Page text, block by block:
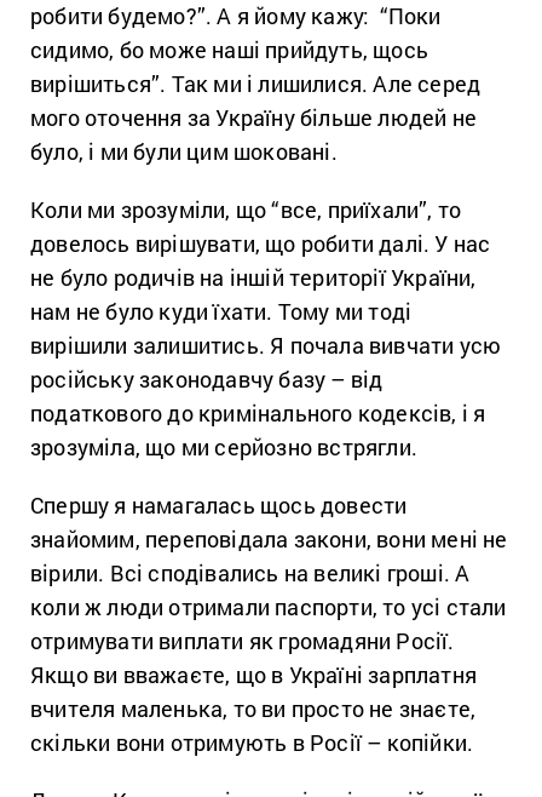
робити будемо?”. А я йому кажу: “Поки
сидимо, бо може наші прийдуть, щось
вирішиться”. Так ми і лишилися. Але серед
мого оточення за Україну більше людей не
було, і ми були цим шоковані.
Коли ми зрозуміли, що “все, приїхали”, то
довелось вирішувати, що робити далі. У нас
не було родичів на іншій території України,
нам не було куди їхати. Тому ми тоді
вирішили залишитись. Я почала вивчати усю
російську законодавчу базу – від
податкового до кримінального кодексів, і я
зрозуміла, що ми серйозно встрягли.
Спершу я намагалась щось довести
знайомим, переповідала закони, вони мені не
вірили. Всі сподівались на великі гроші. А
коли ж люди отримали паспорти, то усі стали
отримувати виплати як громадяни Росії.
Якщо ви вважаєте, що в Україні зарплатня
вчителя маленька, то ви просто не знаєте,
скільки вони отримують в Росії – копійки.